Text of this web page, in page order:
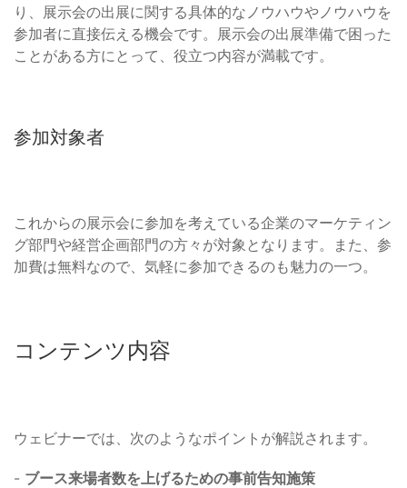
り、展示会の出展に関する具体的なノウハウやノウハウを
参加者に直接伝える機会です。展示会の出展準備で困った
ことがある方にとって、役立つ内容が満載です。
参加対象者
これからの展示会に参加を考えている企業のマーケティン
グ部門や経営企画部門の方々が対象となります。また、参
加費は無料なので、気軽に参加できるのも魅力の一つ。
コンテンツ内容
ウェビナーでは、次のようなポイントが解説されます。
- ブース来場者数を上げるための事前告知施策